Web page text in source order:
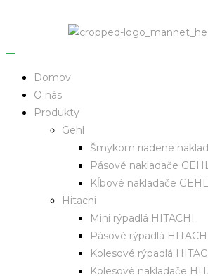
Domov
O nás
Produkty
Gehl
Šmykom riadené
Pásové nakladače
Kĺbové nakladače GEHL
Hitachi
Mini rýpadlá HITACHI
Pásové rýpadlá
Kolesové rýpadlá
Kolesové nakladače